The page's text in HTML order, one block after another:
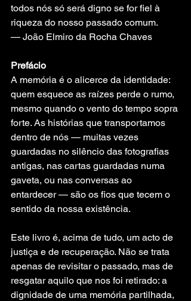
todos nós só será digno se for fiel à
riqueza do nosso passado comum.
— João Elmiro da Rocha Chaves
Prefácio
A memória é o alicerce da identidade:
quem esquece as raízes perde o rumo,
mesmo quando o vento do tempo sopra
forte. As histórias que transportamos
dentro de nós — muitas vezes
guardadas no silêncio das fotografias
antigas, nas cartas guardadas numa
gaveta, ou nas conversas ao
entardecer — são os fios que tecem o
sentido da nossa existência.
Este livro é, acima de tudo, um acto de
justiça e de recuperação. Não se trata
apenas de revisitar o passado, mas de
resgatar aquilo que nos foi retirado: a
dignidade de uma memória partilhada,